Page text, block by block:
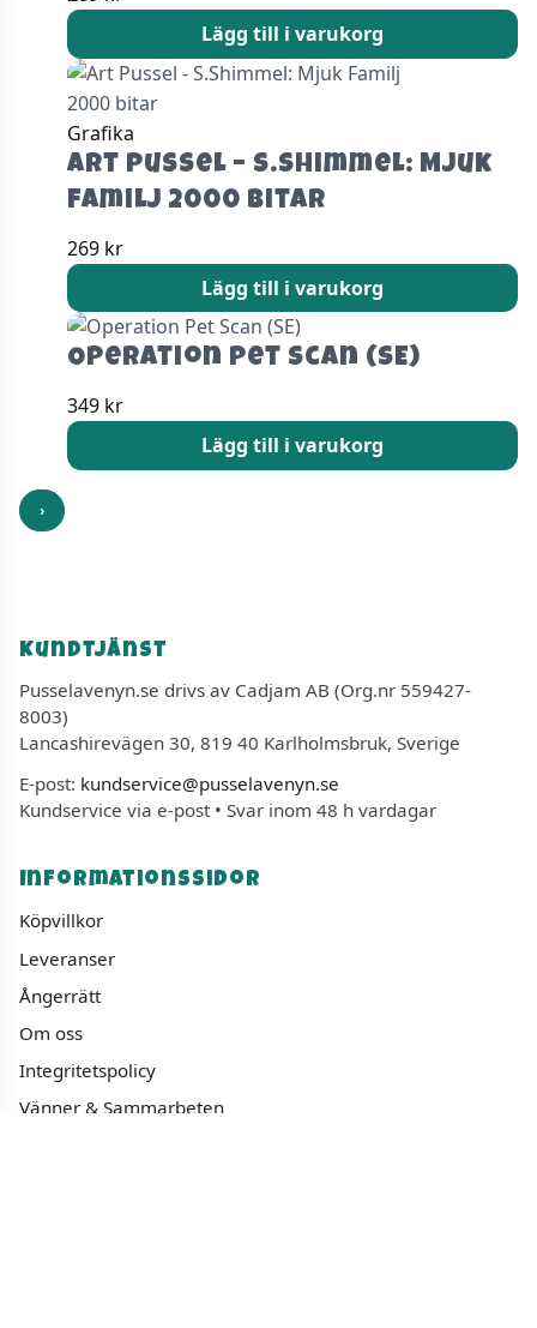
Lägg till i varukorg
Grafika
Art Pussel – S.Shimmel: Mjuk
Familj 2000 bitar
269 kr
Lägg till i varukorg
Operation Pet Scan (SE)
349 kr
Lägg till i varukorg
›
Kundtjänst
Pusselavenyn.se drivs av Cadjam AB (Org.nr 559427-
8003)
Lancashirevägen 30, 819 40 Karlholmsbruk, Sverige
E-post: kundservice@pusselavenyn.se
Kundservice via e-post • Svar inom 48 h vardagar
Informationssidor
Köpvillkor
Leveranser
Ångerrätt
Om oss
Integritetspolicy
Vänner & Sammarbeten